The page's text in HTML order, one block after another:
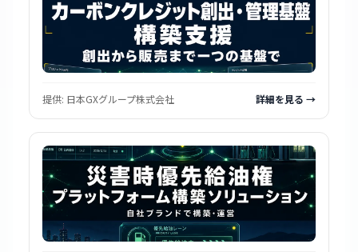
提供: 日本GXグループ株式会社 詳細を見る →